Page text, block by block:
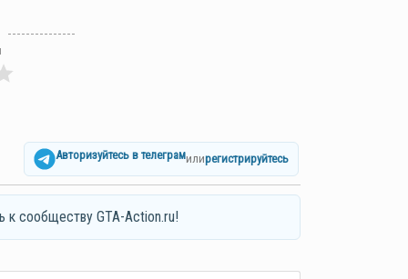
Авторизуйтесь в телеграмилирегистрируйтесь
к сообществу GTA-Action.ru!